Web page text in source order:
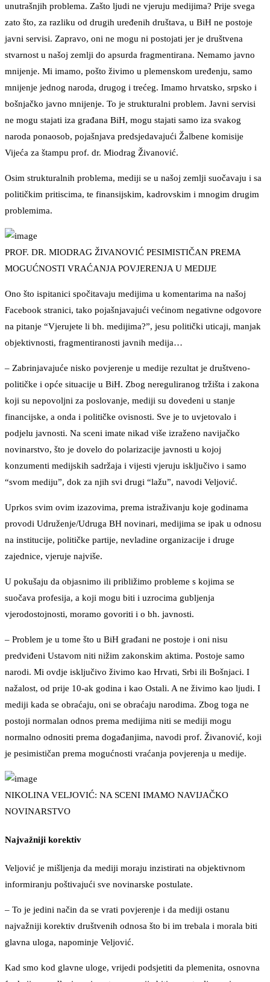
unutrašnjih problema. Zašto ljudi ne vjeruju medijima? Prije svega
zato što, za razliku od drugih uređenih društava, u BiH ne postoje
javni servisi. Zapravo, oni ne mogu ni postojati jer je društvena
stvarnost u našoj zemlji do apsurda fragmentirana. Nemamo javno
mnijenje. Mi imamo, pošto živimo u plemenskom uređenju, samo
mnijenje jednog naroda, drugog i trećeg. Imamo hrvatsko, srpsko i
bošnjačko javno mnijenje. To je strukturalni problem. Javni servisi
ne mogu stajati iza građana BiH, mogu stajati samo iza svakog
naroda ponaosob, pojašnjava predsjedavajući Žalbene komisije
Vijeća za štampu prof. dr. Miodrag Živanović.
Osim strukturalnih problema, mediji se u našoj zemlji suočavaju i sa
političkim pritiscima, te finansijskim, kadrovskim i mnogim drugim
problemima.
PROF. DR. MIODRAG ŽIVANOVIĆ PESIMISTIČAN PREMA
MOGUĆNOSTI VRAĆANJA POVJERENJA U MEDIJE
Ono što ispitanici spočitavaju medijima u komentarima na našoj
Facebook stranici, tako pojašnjavajući većinom negativne odgovore
na pitanje “Vjerujete li bh. medijima?”, jesu politički uticaji, manjak
objektivnosti, fragmentiranosti javnih medija…
– Zabrinjavajuće nisko povjerenje u medije rezultat je društveno-
političke i opće situacije u BiH. Zbog nereguliranog tržišta i zakona
koji su nepovoljni za poslovanje, mediji su dovedeni u stanje
financijske, a onda i političke ovisnosti. Sve je to uvjetovalo i
podjelu javnosti. Na sceni imate nikad više izraženo navijačko
novinarstvo, što je dovelo do polarizacije javnosti u kojoj
konzumenti medijskih sadržaja i vijesti vjeruju isključivo i samo
“svom mediju”, dok za njih svi drugi “lažu”, navodi Veljović.
Uprkos svim ovim izazovima, prema istraživanju koje godinama
provodi Udruženje/Udruga BH novinari, medijima se ipak u odnosu
na institucije, političke partije, nevladine organizacije i druge
zajednice, vjeruje najviše.
U pokušaju da objasnimo ili približimo probleme s kojima se
suočava profesija, a koji mogu biti i uzrocima gubljenja
vjerodostojnosti, moramo govoriti i o bh. javnosti.
– Problem je u tome što u BiH građani ne postoje i oni nisu
predviđeni Ustavom niti nižim zakonskim aktima. Postoje samo
narodi. Mi ovdje isključivo živimo kao Hrvati, Srbi ili Bošnjaci. I
nažalost, od prije 10-ak godina i kao Ostali. A ne živimo kao ljudi. I
mediji kada se obraćaju, oni se obraćaju narodima. Zbog toga ne
postoji normalan odnos prema medijima niti se mediji mogu
normalno odnositi prema događanjima, navodi prof. Živanović, koji
je pesimističan prema mogućnosti vraćanja povjerenja u medije.
NIKOLINA VELJOVIĆ: NA SCENI IMAMO NAVIJAČKO
NOVINARSTVO
Najvažniji korektiv
Veljović je mišljenja da mediji moraju inzistirati na objektivnom
informiranju poštivajući sve novinarske postulate.
– To je jedini način da se vrati povjerenje i da mediji ostanu
najvažniji korektiv društvenih odnosa što bi im trebala i morala biti
glavna uloga, napominje Veljović.
Kad smo kod glavne uloge, vrijedi podsjetiti da plemenita, osnovna